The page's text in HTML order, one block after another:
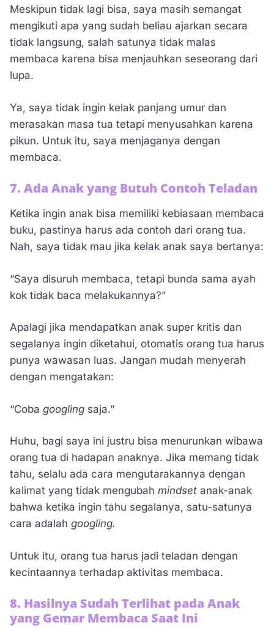
Meskipun tidak lagi bisa, saya masih semangat
mengikuti apa yang sudah beliau ajarkan secara
tidak langsung, salah satunya tidak malas
membaca karena bisa menjauhkan seseorang dari
lupa.
Ya, saya tidak ingin kelak panjang umur dan
merasakan masa tua tetapi menyusahkan karena
pikun. Untuk itu, saya menjaganya dengan
membaca.
7. Ada Anak yang Butuh Contoh Teladan
Ketika ingin anak bisa memiliki kebiasaan membaca
buku, pastinya harus ada contoh dari orang tua.
Nah, saya tidak mau jika kelak anak saya bertanya:
“Saya disuruh membaca, tetapi bunda sama ayah
kok tidak baca melakukannya?”
Apalagi jika mendapatkan anak super kritis dan
segalanya ingin diketahui, otomatis orang tua harus
punya wawasan luas. Jangan mudah menyerah
dengan mengatakan:
“Coba googling saja.”
Huhu, bagi saya ini justru bisa menurunkan wibawa
orang tua di hadapan anaknya. Jika memang tidak
tahu, selalu ada cara mengutarakannya dengan
kalimat yang tidak mengubah mindset anak-anak
bahwa ketika ingin tahu segalanya, satu-satunya
cara adalah googling.
Untuk itu, orang tua harus jadi teladan dengan
kecintaannya terhadap aktivitas membaca.
8. Hasilnya Sudah Terlihat pada Anak
yang Gemar Membaca Saat Ini